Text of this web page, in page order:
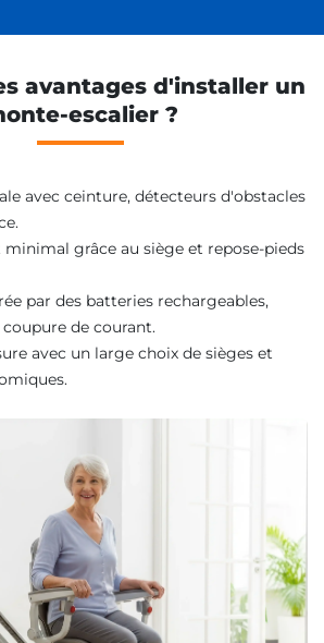
avantages d'installer un
escalier ?
avec ceinture, détecteurs d'obstacles
grâce au siège et repose-pieds
par des batteries rechargeables,
de courant.
avec un large choix de sièges et